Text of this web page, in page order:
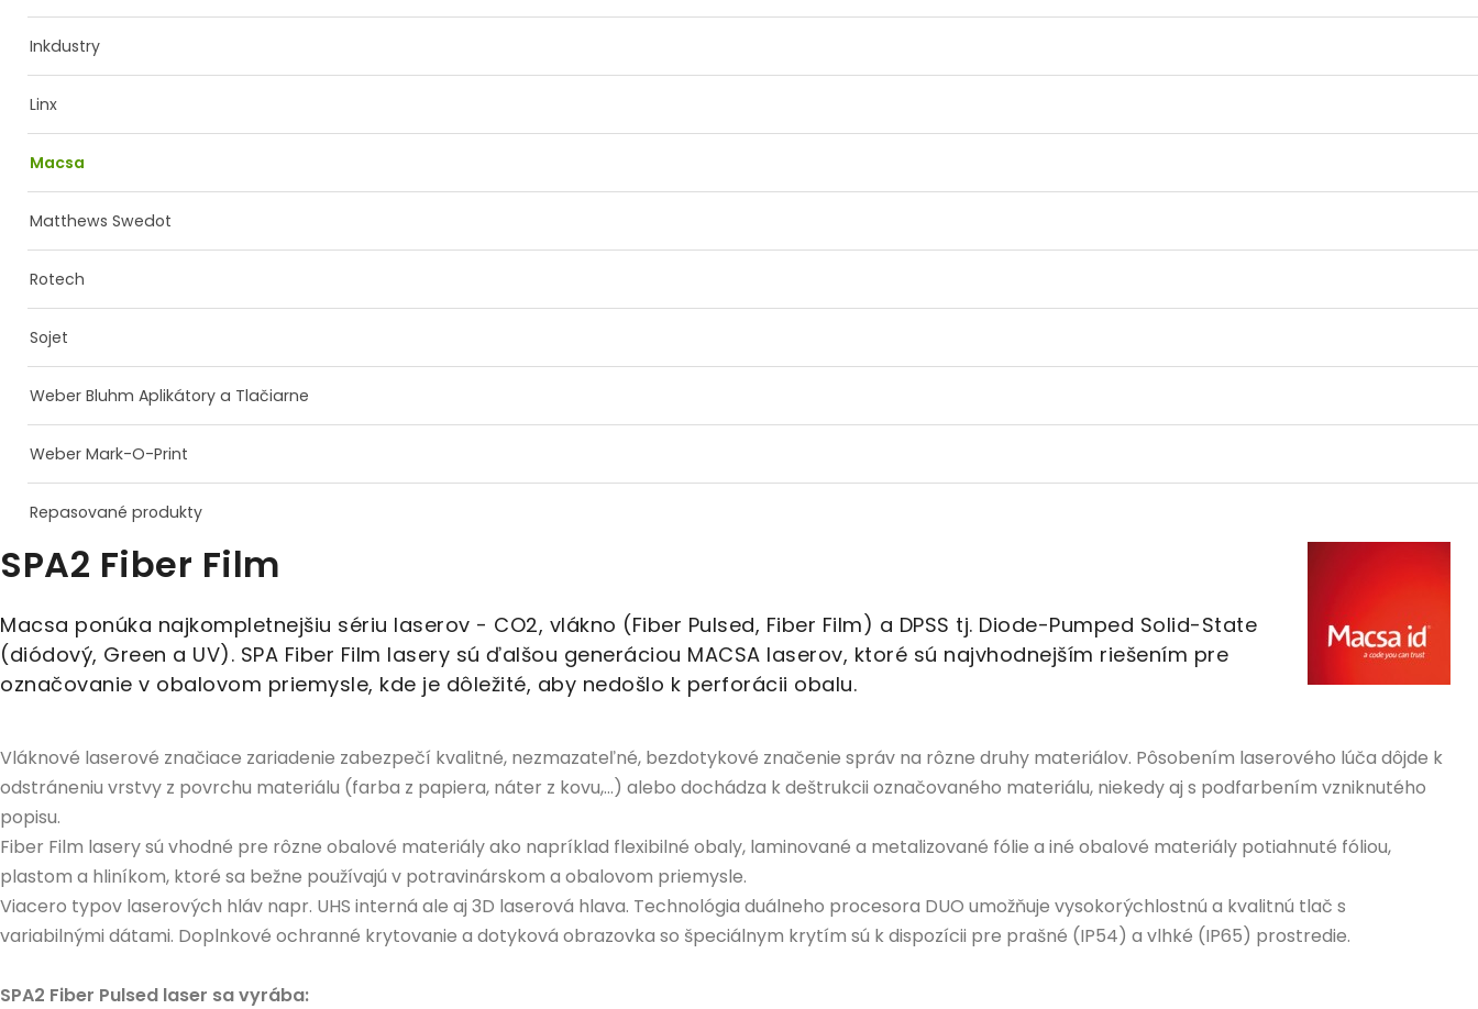
Inkdustry
Linx
Macsa
Matthews Swedot
Rotech
Sojet
Weber Bluhm Aplikátory a Tlačiarne
Weber Mark-O-Print
Repasované produkty
SPA2 Fiber Film
Macsa ponúka najkompletnejšiu sériu laserov - CO2, vlákno (Fiber Pulsed, Fiber Film) a DPSS tj. Diode-Pumped Solid-State
(diódový, Green a UV). SPA Fiber Film lasery sú ďalšou generáciou MACSA laserov, ktoré sú najvhodnejším riešením pre
označovanie v obalovom priemysle, kde je dôležité, aby nedošlo k perforácii obalu.
Vláknové laserové značiace zariadenie zabezpečí kvalitné, nezmazateľné, bezdotykové značenie správ na rôzne druhy materiálov. Pôsobením laserového lúča dôjde k
odstráneniu vrstvy z povrchu materiálu (farba z papiera, náter z kovu,...) alebo dochádza k deštrukcii označovaného materiálu, niekedy aj s podfarbením vzniknutého
popisu.
Fiber Film lasery sú vhodné pre rôzne obalové materiály ako napríklad flexibilné obaly, laminované a metalizované fólie a iné obalové materiály potiahnuté fóliou,
plastom a hliníkom, ktoré sa bežne používajú v potravinárskom a obalovom priemysle.
Viacero typov laserových hláv napr. UHS interná ale aj 3D laserová hlava. Technológia duálneho procesora DUO umožňuje vysokorýchlostnú a kvalitnú tlač s
variabilnými dátami. Doplnkové ochranné krytovanie a dotyková obrazovka so špeciálnym krytím sú k dispozícii pre prašné (IP54) a vlhké (IP65) prostredie.
SPA2 Fiber Pulsed laser sa vyrába: